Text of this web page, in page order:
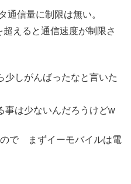
通信量に制限は無い。
えると通信速度が制限さ
少しがんばったなと言いた
事は少ないんだろうけどw
で まずイーモバイルは電